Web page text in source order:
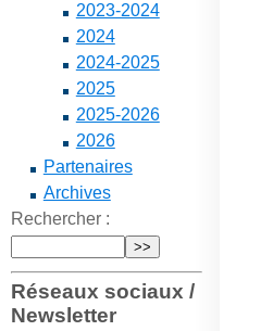
2023-2024
2024
2024-2025
2025
2025-2026
2026
Partenaires
Archives
Rechercher :
Réseaux sociaux /
Newsletter